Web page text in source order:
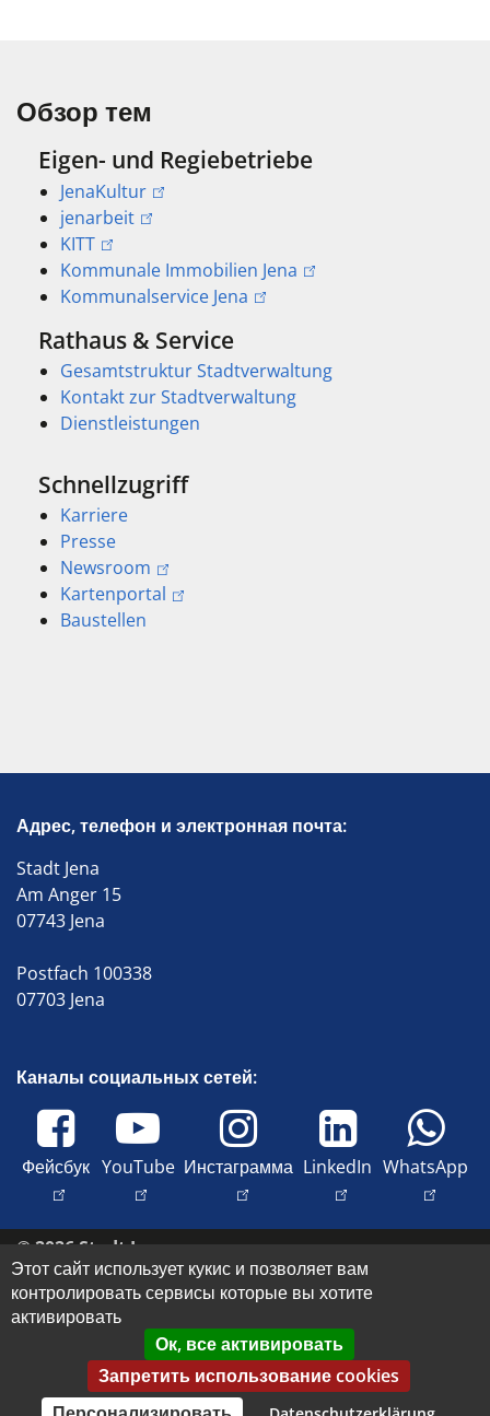
Обзор тем
Eigen- und Regiebetriebe
JenaKultur
jenarbeit
KITT
Kommunale Immobilien Jena
Kommunalservice Jena
Rathaus & Service
Gesamtstruktur Stadtverwaltung
Kontakt zur Stadtverwaltung
Dienstleistungen
Schnellzugriff
Karriere
Presse
Newsroom
Kartenportal
Baustellen
Адрес, телефон и электронная почта:
Stadt Jena
Am Anger 15
07743 Jena
Postfach 100338
07703 Jena
Каналы социальных сетей:
Фейсбук YouTube Инстаграмма LinkedIn WhatsApp
© 2026 Stadt Jena
Свяжитесь с нами
Доступность
Защита данных
Права на изображение и авторские права
Этот сайт использует кукис и позволяет вам
контролировать сервисы которые вы хотите
активировать
Ок, все активировать
Запретить использование cookies